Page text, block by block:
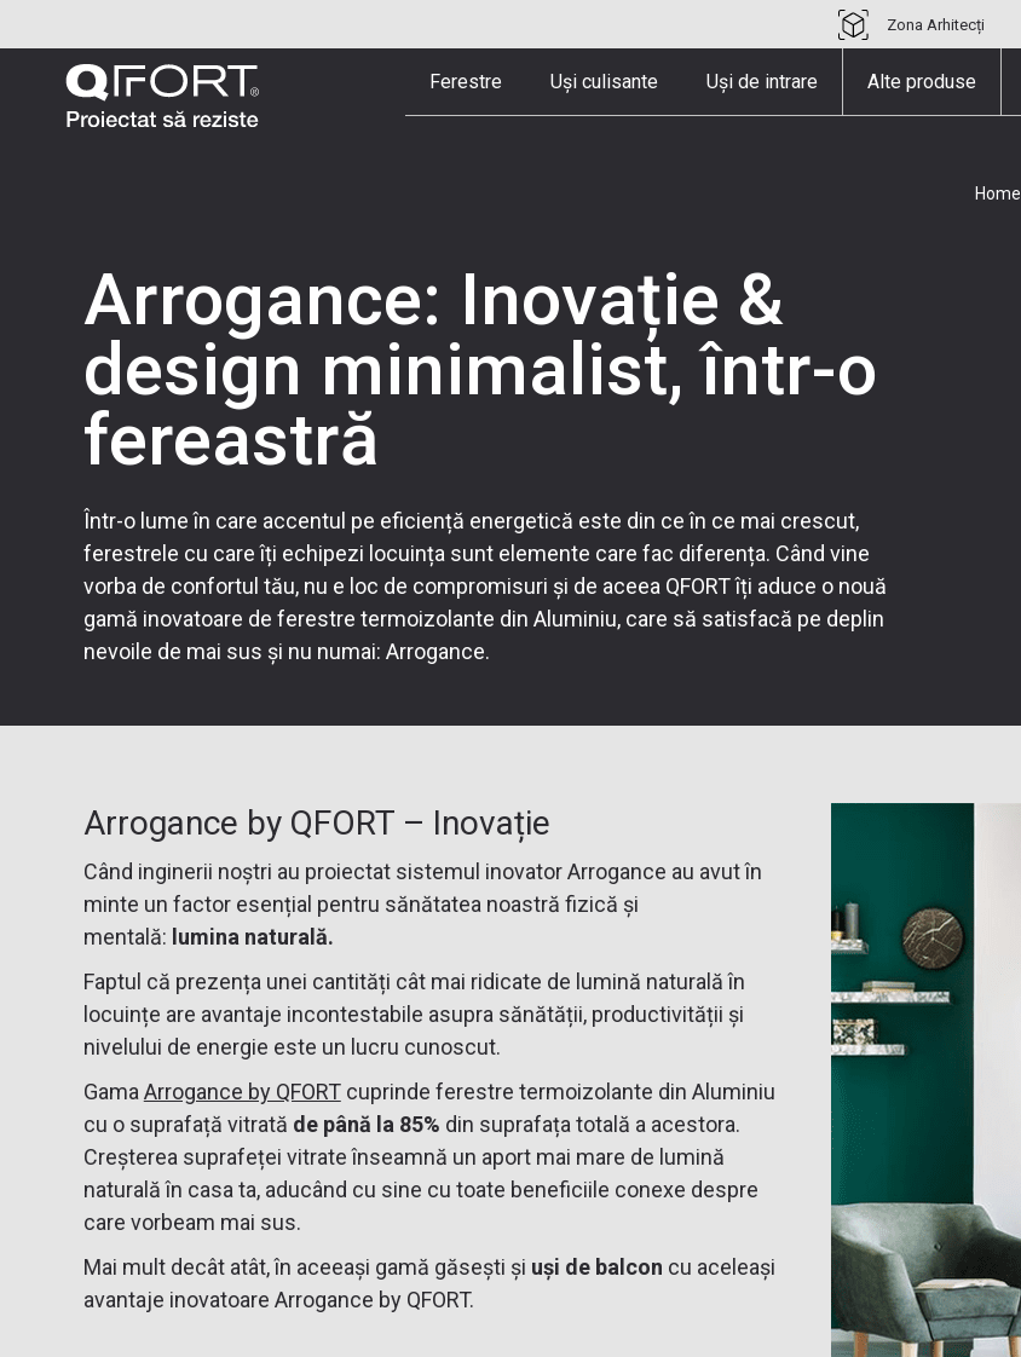
Zona Arhitecți
Ferestre Uși culisante Uși de intrare Alte produse
Home
Arrogance: Inovație &
design minimalist, într-o
fereastră
Într-o lume în care accentul pe eficiență energetică este din ce în ce mai crescut,
ferestrele cu care îți echipezi locuința sunt elemente care fac diferența. Când vine
vorba de confortul tău, nu e loc de compromisuri și de aceea QFORT îți aduce o nouă
gamă inovatoare de ferestre termoizolante din Aluminiu, care să satisfacă pe deplin
nevoile de mai sus și nu numai: Arrogance.
Arrogance by QFORT – Inovație
Când inginerii noștri au proiectat sistemul inovator Arrogance au avut în
minte un factor esențial pentru sănătatea noastră fizică și
mentală: lumina naturală.
Faptul că prezența unei cantități cât mai ridicate de lumină naturală în
locuințe are avantaje incontestabile asupra sănătății, productivității și
nivelului de energie este un lucru cunoscut.
Gama Arrogance by QFORTcuprinde ferestre termoizolante din Aluminiu
cu o suprafață vitrată de până la 85% din suprafața totală a acestora.
Creșterea suprafeței vitrate înseamnă un aport mai mare de lumină
naturală în casa ta, aducând cu sine cu toate beneficiile conexe despre
care vorbeam mai sus.
Mai mult decât atât, în aceeași gamă găsești și uși de balcon cu aceleași
avantaje inovatoare Arrogance by QFORT.